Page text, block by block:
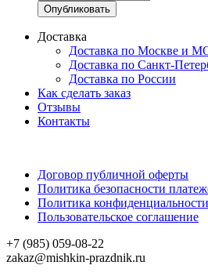
Доставка
Доставка по Москве и
Доставка по Санкт-
Доставка по России
Как сделать заказ
Отзывы
Контакты
Договор публичной оферты
Политика безопасности
Политика конфиденциальности
Пользовательское соглашение
+7 (985) 059-08-22
zakaz@mishkin-prazdnik.ru